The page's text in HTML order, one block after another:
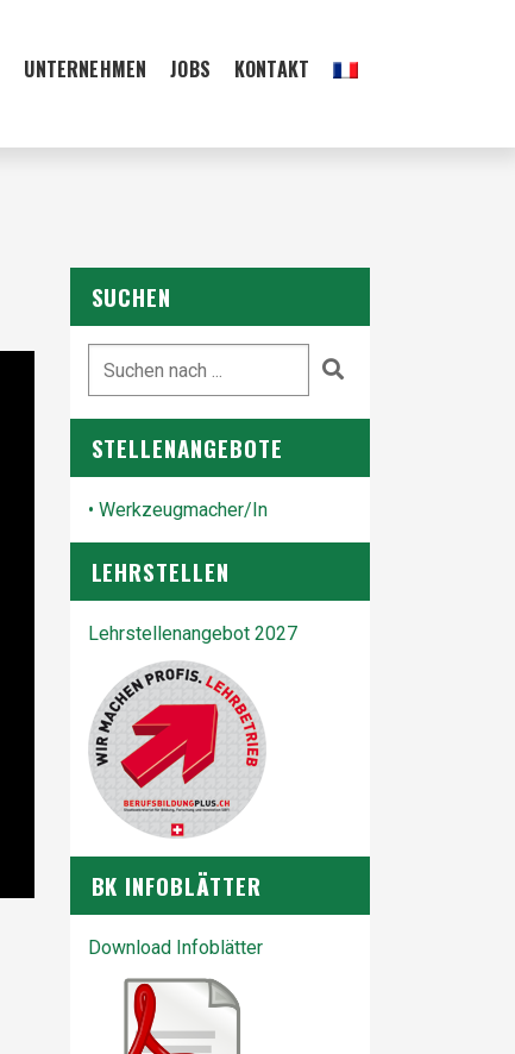
UNTERNEHMEN JOBS KONTAKT
SUCHEN
STELLENANGEBOTE
• Werkzeugmacher/In
LEHRSTELLEN
Lehrstellenangebot 2027
BK INFOBLÄTTER
Download Infoblätter